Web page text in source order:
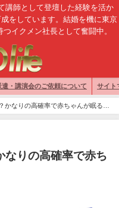
講師として登壇した経験を活か
をしています。結婚を機に東京
イクメン社長として奮闘中。
・講演会のご依頼について サイト
かなりの高確率で赤ちゃんが眠る音
なりの高確率で赤ち